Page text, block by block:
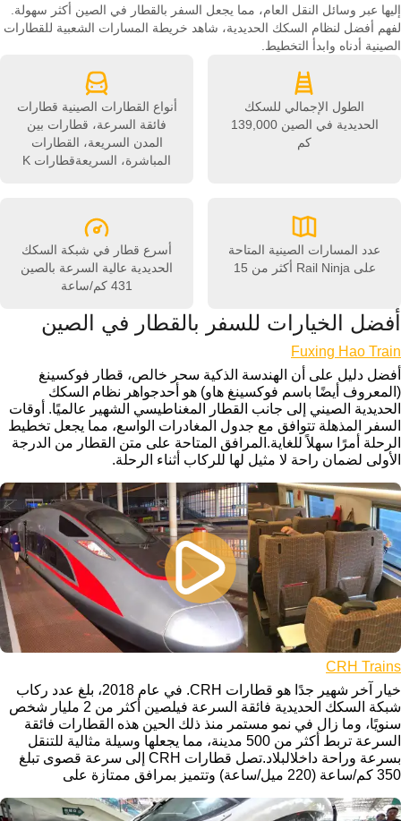
إليها عبر وسائل النقل العام، مما يجعل السفر بالقطار في الصين أكثر سهولة.
لفهم أفضل لنظام السكك الحديدية، شاهد خريطة المسارات الشعبية للقطارات
الصينية أدناه وابدأ التخطيط.
الطول الإجمالي للسكك
الحديدية في الصين 139,000
كم
أنواع القطارات الصينية قطارات
فائقة السرعة، قطارات بين
المدن السريعة، القطارات
المباشرة، السريعةقطارات K
عدد المسارات الصينية المتاحة
على Rail Ninja
أكثر من 15
أسرع قطار في شبكة السكك
الحديدية عالية السرعة بالصين
431 كم/ساعة
أفضل الخيارات للسفر بالقطار في الصين
Fuxing Hao Train
أفضل دليل على أن الهندسة الذكية سحر خالص، قطار فوكسينغ
(المعروف أيضًا باسم فوكسينغ هاو) هو أحدجواهر نظام السكك
الحديدية الصيني إلى جانب القطار المغناطيسي الشهير عالميًا. أوقات
السفر المذهلة تتوافق مع جدول المغادرات الواسع، مما يجعل تخطيط
الرحلة أمرًا سهلاً للغاية.المرافق المتاحة على متن القطار من الدرجة
الأولى لضمان راحة لا مثيل لها للركاب أثناء الرحلة.
CRH Trains
خيار آخر شهير جدًا هو قطارات CRH. في عام 2018، بلغ عدد ركاب
شبكة السكك الحديدية فائقة السرعة فيلصين أكثر من 2 مليار شخص
سنويًا، وما زال في نمو مستمر منذ ذلك الحين هذه القطارات فائقة
السرعة تربط أكثر من 500 مدينة، مما يجعلها وسيلة مثالية للتنقل
بسرعة وراحة داخلالبلاد.تصل قطارات CRH إلى سرعة قصوى تبلغ
350 كم/ساعة (220 ميل/ساعة) وتتميز بمرافق ممتازة على